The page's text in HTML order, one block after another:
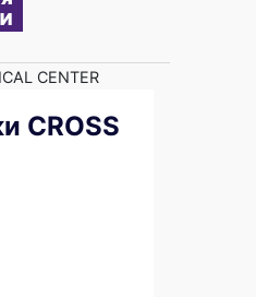
CENTER
CROSS